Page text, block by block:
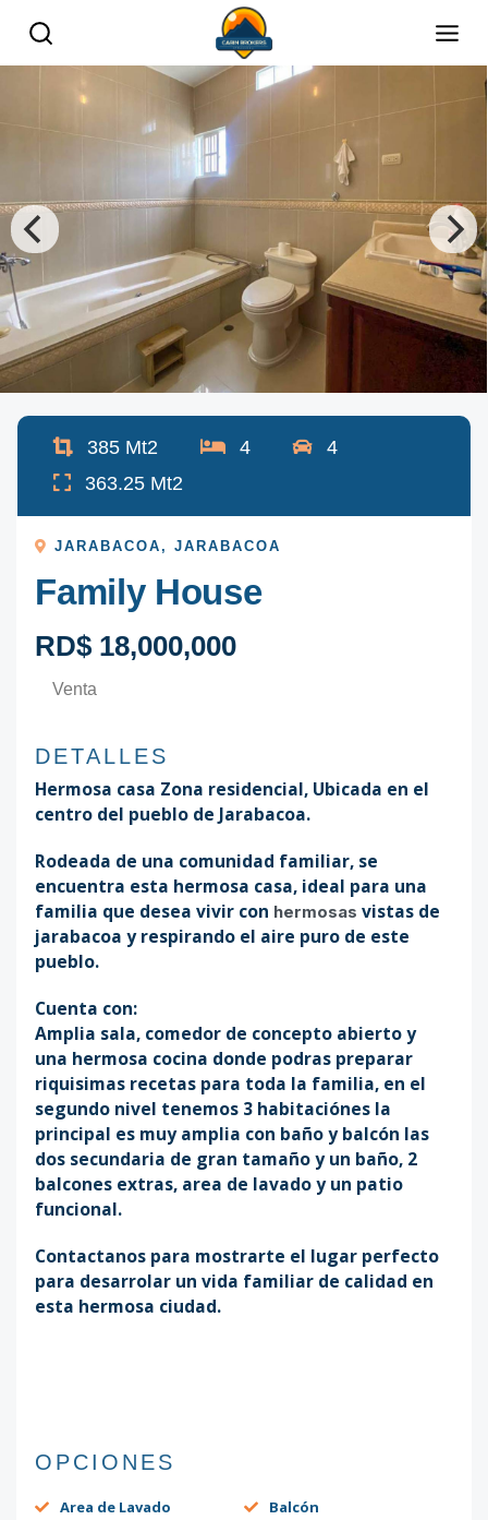
385 Mt2 4
4
363.25 Mt2
JARABACOA ,JARABACOA
Family House
RD$ 18,000,000
Venta
DETALLES
Hermosa casa Zona residencial, Ubicada en el
centro del pueblo de Jarabacoa.
Rodeada de una comunidad familiar, se
encuentra esta hermosa casa, ideal para una
familia que desea vivir con hermosas vistas de
jarabacoa y respirando el aire puro de este
pueblo.
Cuenta con:
Amplia sala, comedor de concepto abierto y
una hermosa cocina donde podras preparar
riquisimas recetas para toda la familia, en el
segundo nivel tenemos 3 habitaciónes la
principal es muy amplia con baño y balcón las
dos secundaria de gran tamaño y un baño, 2
balcones extras, area de lavado y un patio
funcional.
Contactanos para mostrarte el lugar perfecto
para desarrolar un vida familiar de calidad en
esta hermosa ciudad.
OPCIONES
Area de Lavado Balcón